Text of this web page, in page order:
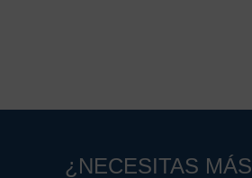
¿NECESITAS MÁS